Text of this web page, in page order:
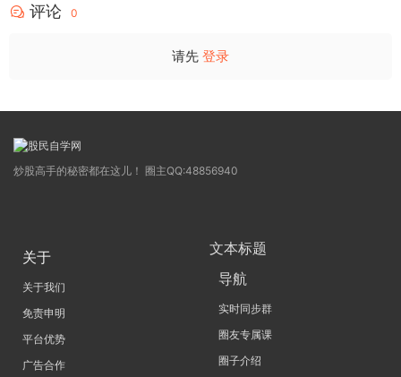
评论 0
请先 登录
炒股高手的秘密都在这儿！ 圈主QQ:48856940
关于
关于我们
免责申明
平台优势
广告合作
文本标题
导航
实时同步群
圈友专属课
圈子介绍